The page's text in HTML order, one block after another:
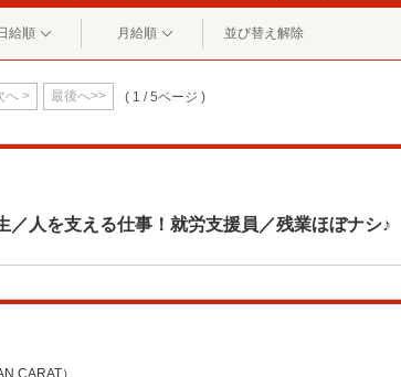
給順 月給順 並び替え解除
へ > 最後へ>> ( 1 / 5ページ )
／人を支える仕事！就労支援員／残業ほぼナシ♪
CARAT）